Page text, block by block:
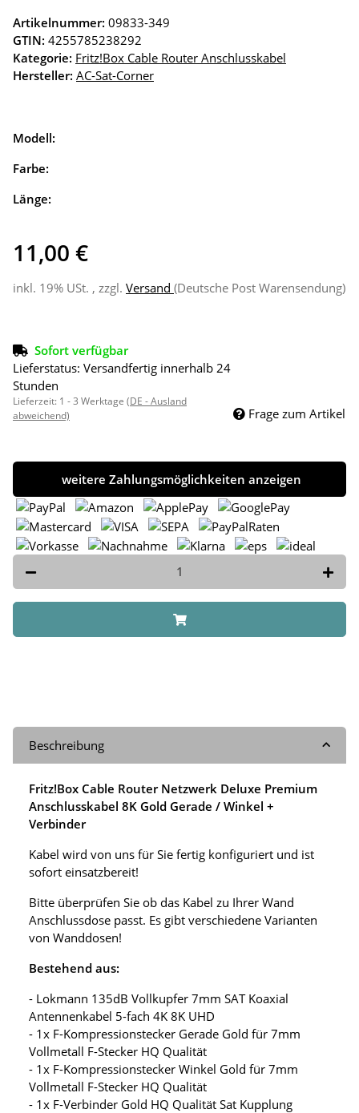
Artikelnummer: 09833-349
GTIN: 4255785238292
Kategorie: Fritz!Box Cable Router Anschlusskabel
Hersteller: AC-Sat-Corner
Modell:
Farbe:
Länge:
11,00 €
inkl. 19% USt. , zzgl. Versand (Deutsche Post Warensendung)
Sofort verfügbar
Lieferstatus: Versandfertig innerhalb 24
Stunden
Lieferzeit: 1 - 3 Werktage (DE - Ausland
abweichend)
Frage zum Artikel
weitere Zahlungsmöglichkeiten anzeigen
Beschreibung
Fritz!Box Cable Router Netzwerk Deluxe Premium
Anschlusskabel 8K Gold Gerade / Winkel +
Verbinder
Kabel wird von uns für Sie fertig konfiguriert und ist
sofort einsatzbereit!
Bitte überprüfen Sie ob das Kabel zu Ihrer Wand
Anschlussdose passt. Es gibt verschiedene Varianten
von Wanddosen!
Bestehend aus:
- Lokmann 135dB Vollkupfer 7mm SAT Koaxial
Antennenkabel 5-fach 4K 8K UHD
- 1x F-Kompressionstecker Gerade Gold für 7mm
Vollmetall F-Stecker HQ Qualität
- 1x F-Kompressionstecker Winkel Gold für 7mm
Vollmetall F-Stecker HQ Qualität
- 1x F-Verbinder Gold HQ Qualität Sat Kupplung